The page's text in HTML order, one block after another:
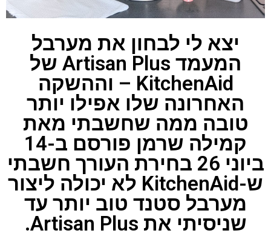
יצא לי לבחון את מערבל
המעמד Artisan Plus של
KitchenAid – וההשקה
האחרונה שלו אפילו יותר
טובה ממה שחשבתי מאת
קמילה שרמן פורסם ב-14
ביוני 26 בחירת העורך חשבתי
ש-KitchenAid לא יכולה ליצור
מערבל סטנד טוב יותר עד
שניסיתי את Artisan Plus.